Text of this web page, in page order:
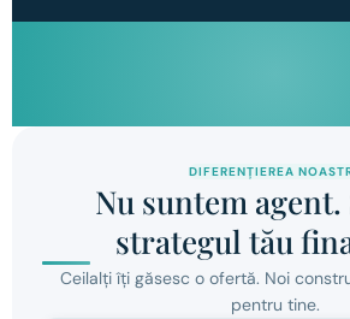
DIFERENȚIEREA
Nu suntem
strategul tău
Ceilalți îți găsesc o ofertă. Noi
pentru tine.